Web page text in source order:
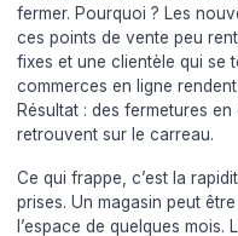
fermer. Pourquoi ? Les
ces points de vente peu
fixes et une clientèle qui se
commerces en ligne
Résultat : des fermetures
retrouvent sur le carreau.
Ce qui frappe, c’est la
prises. Un magasin peut
l’espace de quelques mois.